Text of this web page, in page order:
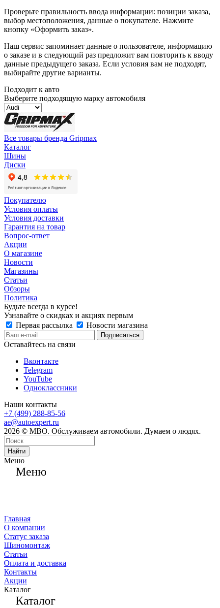
Проверьте правильность ввода информации: позиции заказа,
выбор местоположения, данные о покупателе. Нажмите
кнопку «Оформить заказ».
Наш сервис запоминает данные о пользователе, информацию
о заказе и в следующий раз предложит вам повторить к вводу
данные предыдущего заказа. Если условия вам не подходят,
выбирайте другие варианты.
Подходит к авто
Выберите подходящую марку автомобиля
Все товары бренда Gripmax
Каталог
Шины
Диски
Покупателю
Условия оплаты
Условия доставки
Гарантия на товар
Вопрос-ответ
Акции
О магазине
Новости
Магазины
Статьи
Обзоры
Политика
Будьте всегда в курсе!
Узнавайте о скидках и акциях первым
Первая рассылка
Новости магазина
Оставайтесь на связи
Вконтакте
Telegram
YouTube
Одноклассники
Наши контакты
+7 (499) 288-85-56
ae@autoexpert.ru
2026 © МВО. Обслуживаем автомобили. Думаем о людях.
Найти
Меню
Меню
Главная
О компании
Статус заказа
Шиномонтаж
Статьи
Оплата и доставка
Контакты
Акции
Каталог
Каталог